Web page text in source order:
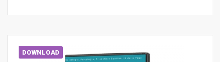
DOWNLOAD